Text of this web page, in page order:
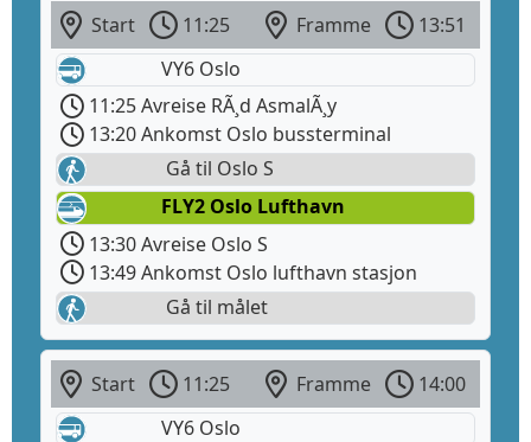
Start 11:25 Framme
13:51
VY6 Oslo
11:25 Avreise RÃ¸d AsmalÃ¸y
13:20 Ankomst Oslo bussterminal
Gå til Oslo S
FLY2 Oslo Lufthavn
13:30 Avreise Oslo S
13:49 Ankomst Oslo lufthavn stasjon
Gå til målet
Start 11:25 Framme
14:00
VY6 Oslo